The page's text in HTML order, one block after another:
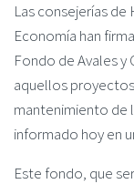
Las consejerías de
Economía han
Fondo de Avales y
aquellos
mantenimiento de
informado hoy en
Este fondo, que